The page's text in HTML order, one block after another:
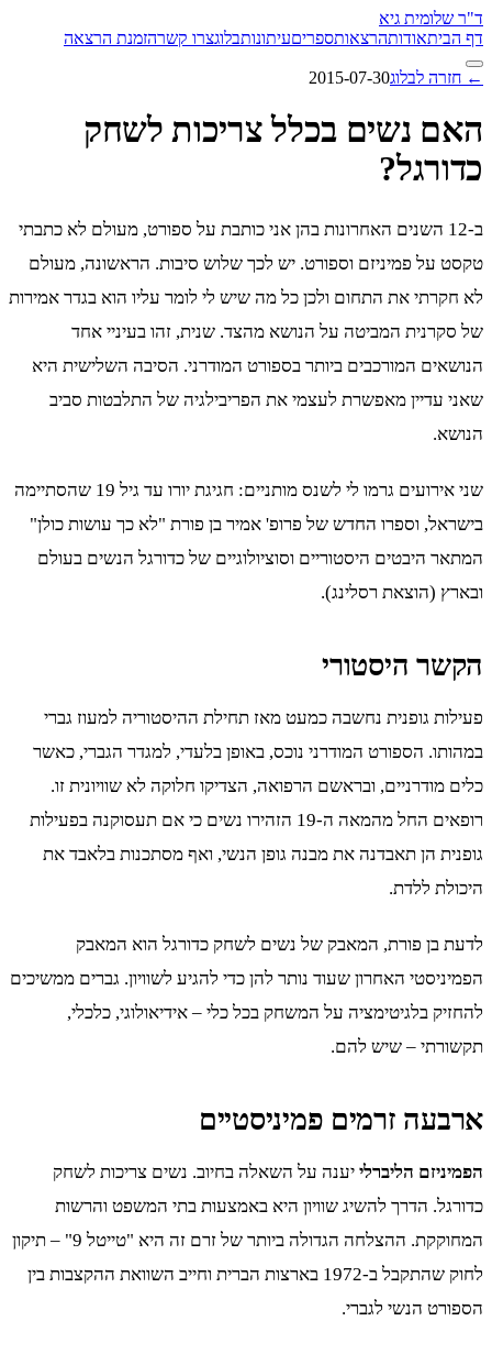
ד"ר שלומית גיא
דף הביתאודותהרצאותספריםעיתונותבלוגצרו קשרהזמנת הרצאה
← חזרה לבלוג2015-07-30
האם נשים בכלל צריכות לשחק
כדורגל?
ב-12 השנים האחרונות בהן אני כותבת על ספורט, מעולם לא כתבתי
טקסט על פמיניזם וספורט. יש לכך שלוש סיבות. הראשונה, מעולם
לא חקרתי את התחום ולכן כל מה שיש לי לומר עליו הוא בגדר אמירות
של סקרנית המביטה על הנושא מהצד. שנית, זהו בעיניי אחד
הנושאים המורכבים ביותר בספורט המודרני. הסיבה השלישית היא
שאני עדיין מאפשרת לעצמי את הפריבילגיה של התלבטות סביב
הנושא.
שני אירועים גרמו לי לשנס מותניים: חגיגת יורו עד גיל 19 שהסתיימה
בישראל, וספרו החדש של פרופ' אמיר בן פורת "לא כך עושות כולן"
המתאר היבטים היסטוריים וסוציולוגיים של כדורגל הנשים בעולם
ובארץ (הוצאת רסלינג).
הקשר היסטורי
פעילות גופנית נחשבה כמעט מאז תחילת ההיסטוריה למעוז גברי
במהותו. הספורט המודרני נוכס, באופן בלעדי, למגדר הגברי, כאשר
כלים מודרניים, ובראשם הרפואה, הצדיקו חלוקה לא שוויונית זו.
רופאים החל מהמאה ה-19 הזהירו נשים כי אם תעסוקנה בפעילות
גופנית הן תאבדנה את מבנה גופן הנשי, ואף מסתכנות בלאבד את
היכולת ללדת.
לדעת בן פורת, המאבק של נשים לשחק כדורגל הוא המאבק
הפמיניסטי האחרון שעוד נותר להן כדי להגיע לשוויון. גברים ממשיכים
להחזיק בלגיטימציה על המשחק בכל כלי – אידיאולוגי, כלכלי,
תקשורתי – שיש להם.
ארבעה זרמים פמיניסטיים
הפמיניזם הליברלי יענה על השאלה בחיוב. נשים צריכות לשחק
כדורגל. הדרך להשיג שוויון היא באמצעות בתי המשפט והרשות
המחוקקת. ההצלחה הגדולה ביותר של זרם זה היא "טייטל 9" – תיקון
לחוק שהתקבל ב-1972 בארצות הברית וחייב השוואת ההקצבות בין
הספורט הנשי לגברי.